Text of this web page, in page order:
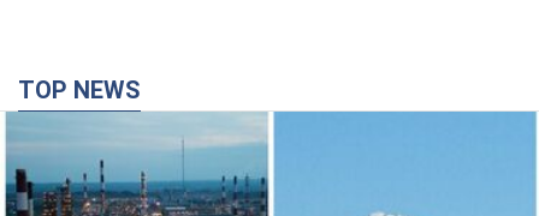
TOP NEWS